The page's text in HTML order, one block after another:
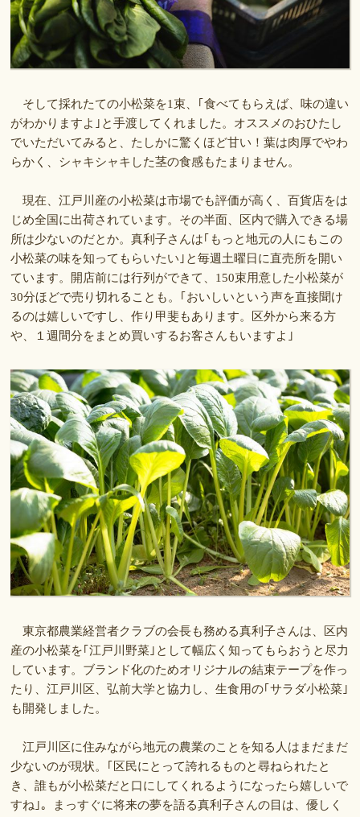
そして採れたての小松菜を1束、｢食べてもらえば、味の違い
がわかりますよ｣と手渡してくれました。オススメのおひたし
でいただいてみると、たしかに驚くほど甘い！葉は肉厚でやわ
らかく、シャキシャキした茎の食感もたまりません。
現在、江戸川産の小松菜は市場でも評価が高く、百貨店をは
じめ全国に出荷されています。その半面、区内で購入できる場
所は少ないのだとか。真利子さんは｢もっと地元の人にもこの
小松菜の味を知ってもらいたい｣と毎週土曜日に直売所を開い
ています。開店前には行列ができて、150束用意した小松菜が
30分ほどで売り切れることも。｢おいしいという声を直接聞け
るのは嬉しいですし、作り甲斐もあります。区外から来る方
や、１週間分をまとめ買いするお客さんもいますよ｣
東京都農業経営者クラブの会長も務める真利子さんは、区内
産の小松菜を｢江戸川野菜｣として幅広く知ってもらおうと尽力
しています。ブランド化のためオリジナルの結束テープを作っ
たり、江戸川区、弘前大学と協力し、生食用の｢サラダ小松菜｣
も開発しました。
江戸川区に住みながら地元の農業のことを知る人はまだまだ
少ないのが現状。｢区民にとって誇れるものと尋ねられたと
き、誰もが小松菜だと口にしてくれるようになったら嬉しいで
すね｣。まっすぐに将来の夢を語る真利子さんの目は、優しく